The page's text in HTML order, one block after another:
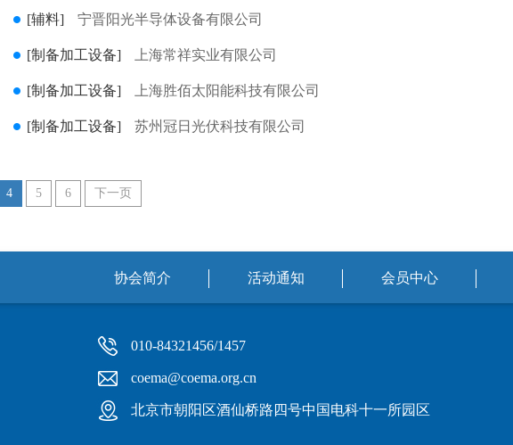
[辅料] 宁晋阳光半导体设备有限公司
[制备加工设备] 上海常祥实业有限公司
[制备加工设备] 上海胜佰太阳能科技有限公司
[制备加工设备] 苏州冠日光伏科技有限公司
4 5 6 下一页
协会简介 活动通知 会员中心
010-84321456/1457
coema@coema.org.cn
北京市朝阳区酒仙桥路四号中国电科十一所园区